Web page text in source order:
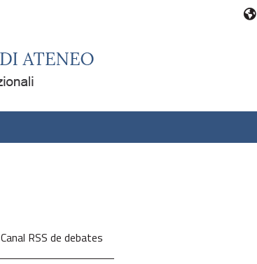
Canal RSS de debates